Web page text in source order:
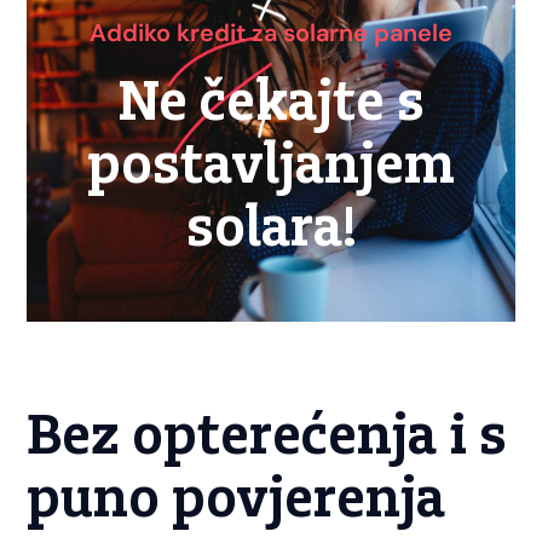
Addiko kredit za solarne panele
Ne čekajte s
postavljanjem
solara!
Bez opterećenja i s
puno povjerenja